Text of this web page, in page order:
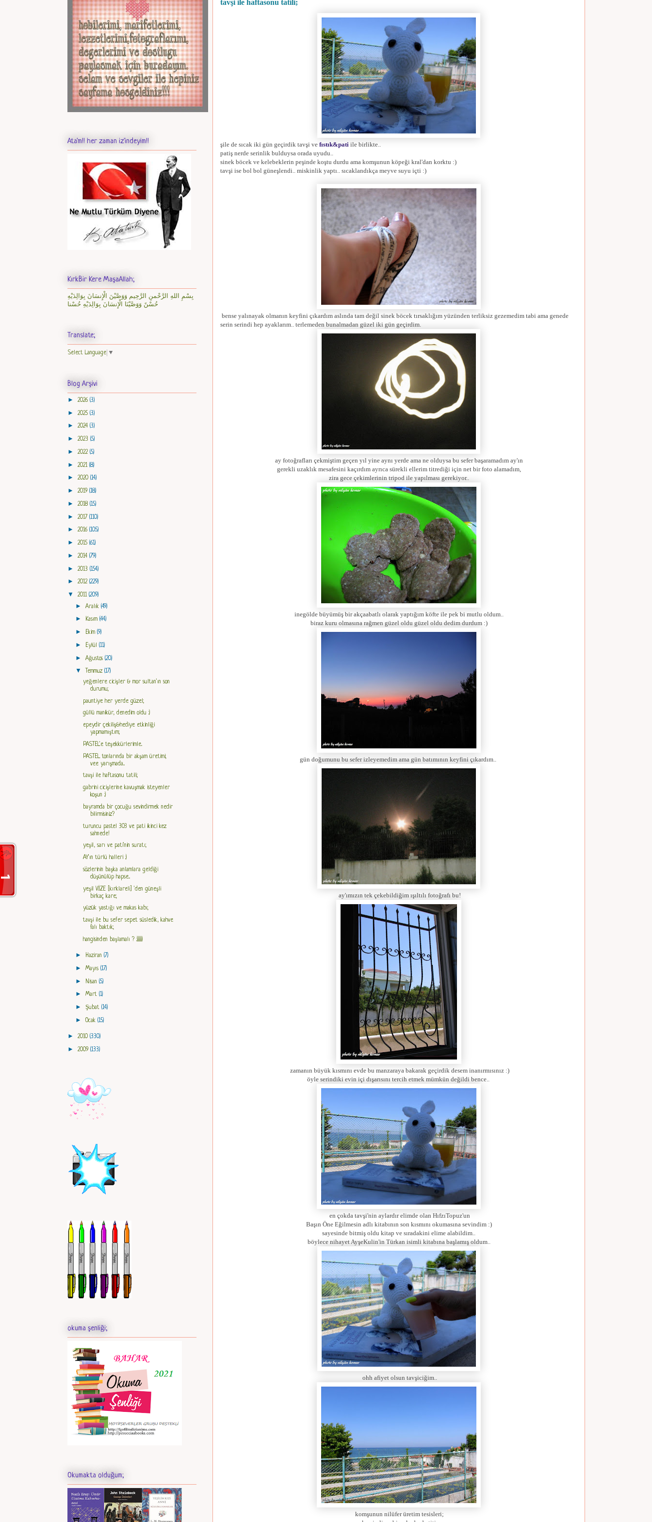
tavşi ile haftasonu tatili;
şile de sıcak iki gün geçirdik tavşi ve fıstık&pati ile birlikte..
patiş nerde serinlik bulduysa orada uyudu..
sinek böcek ve kelebeklerin peşinde koştu durdu ama komşunun köpeği kral'dan korktu :)
tavşi ise bol bol güneşlendi.. miskinlik yaptı.. sıcaklandıkça meyve suyu içti :)
bense yalınayak olmanın keyfini çıkardım aslında tam değil sinek böcek tırsaklığım yüzünden terliksiz gezemedim tabi ama genede
serin serindi hep ayaklarım.. terlemeden bunalmadan güzel iki gün geçirdim.
ay fotoğrafları çekmiştim geçen yıl yine aynı yerde ama ne olduysa bu sefer başaramadım ay'ın
gerekli uzaklık mesafesini kaçırdım ayrıca sürekli ellerim titrediği için net bir foto alamadım,
zira gece çekimlerinin tripod ile yapılması gerekiyor..
inegölde büyümüş bir akçaabatlı olarak yaptığım köfte ile pek bi mutlu oldum..
biraz kuru olmasına rağmen güzel oldu güzel oldu dedim durdum :)
gün doğumunu bu sefer izleyemedim ama gün batımının keyfini çıkardım..
ay'ımızın tek çekebildiğim ışıltılı fotoğrafı bu!
zamanın büyük kısmını evde bu manzaraya bakarak geçirdik desem inanırmısınız :)
öyle serindiki evin içi dışarısını tercih etmek mümkün değildi bence..
en çokda tavşi'nin aylardır elimde olan HıfzıTopuz'un
Başın Öne Eğilmesin adlı kitabının son kısmını okumasına sevindim :)
sayesinde bitmiş oldu kitap ve sıradakini elime alabildim..
böylece nihayet AyşeKulin'in Türkan isimli kitabına başlamış oldum..
ohh afiyet olsun tavşiciğim..
komşunun nilüfer üretim tesisleri;
Ata'm!! her zaman iz'indeyim!!
KırkBir Kere MaşaAllah;
بِسْمِ اللهِ الرَّحْمنِ الرَّحِيم وَوَصَّيْنَ الْإِنسَانَ بِوَالِدَيْهِ
حُسْنً وَوَصَّيْنَا الْإِنسَانَ بِوَالِدَيْهِ حُسْنا
Translate;
Select Language ▼
Blog Arşivi
► 2026 (3)
► 2025 (3)
► 2024 (3)
► 2023 (5)
► 2022 (5)
► 2021 (8)
► 2020 (14)
► 2019 (18)
► 2018 (15)
► 2017 (110)
► 2016 (105)
► 2015 (61)
► 2014 (79)
► 2013 (154)
► 2012 (229)
▼ 2011 (209)
► Aralık (49)
► Kasım (44)
► Ekim (9)
► Eylül (11)
► Ağustos (20)
▼Temmuz (17)
yeğenlere cicişler & mor sultan'ın son
durumu;
pauntiye her yerde güzel;
güllü manikür, denedim oldu :)
epeydir çekiliş&hediye etkinliği
yapmamıştım;
PASTEL'e teşekkürlerimle..
PASTEL tonlarında bir akşam üretimi;
vee yarışmada...
tavşi ile haftasonu tatili;
gabrini cicişlerine kavuşmak isteyenler
koşun :)
bayramda bir çocuğu sevindirmek nedir
bilirmisiniz?
turuncu pastel 303 ve pati ikinci kez
sahnede!
yeşil, sarı ve pati'nin suratı;
AY'ın türlü halleri :)
sözlerinin başka anlamlara geldiği
düşünülüp hapse...
yeşil VİZE [kırklareli] 'den güneşli
birkaç kare;
yüzük yastığı ve makas kabı;
tavşi ile bu sefer sepet süsledik, kahve
falı baktık;
hangisinden başlamalı ? :))))))
► Haziran (7)
► Mayıs (17)
► Nisan (5)
► Mart (1)
► Şubat (14)
► Ocak (15)
► 2010 (330)
► 2009 (133)
okuma şenliği;
Okumakta olduğum;